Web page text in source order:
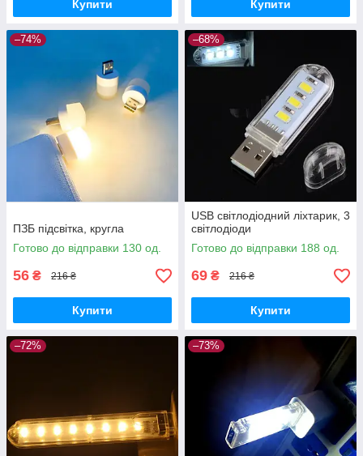
Купити Купити
–74%
ПЗБ підсвітка, кругла
Готово до відправки 130 од.
56 ₴ 216 ₴
Купити
–68%
USB світлодіодний ліхтарик, 3
світлодіоди
Готово до відправки 188 од.
69 ₴ 216 ₴
Купити
–72% –73%